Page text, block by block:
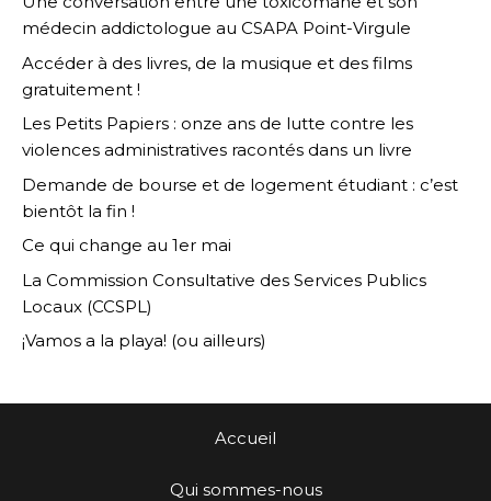
médecin addictologue au CSAPA Point-Virgule
Accéder à des livres, de la musique et des films
gratuitement !
Les Petits Papiers : onze ans de lutte contre les
violences administratives racontés dans un livre
Demande de bourse et de logement étudiant : c’est
bientôt la fin !
Ce qui change au 1er mai
La Commission Consultative des Services Publics
Locaux (CCSPL)
¡Vamos a la playa! (ou ailleurs)
Accueil
Qui sommes-nous